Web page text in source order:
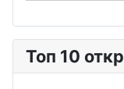
Топ 10